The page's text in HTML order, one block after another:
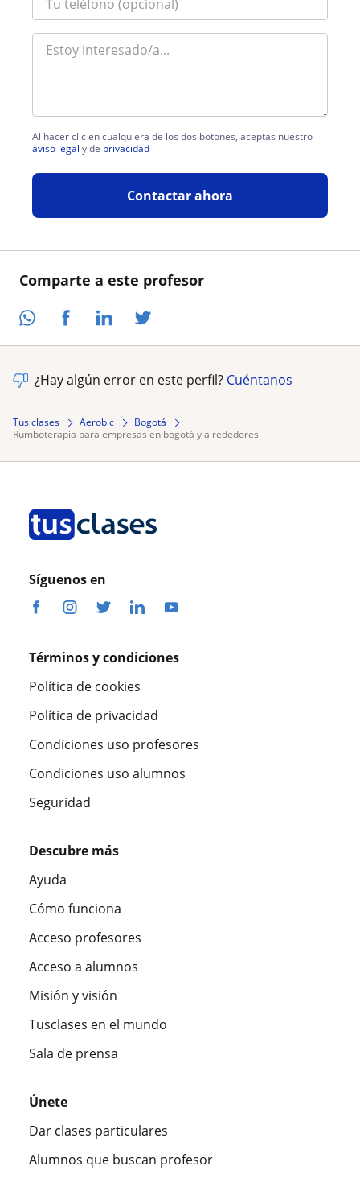
Comparte a este profesor
Al hacer clic en cualquiera de los dos botones, aceptas nuestro
aviso legal y de privacidad
Contactar ahora
¿Hay algún error en este perfil? Cuéntanos
Tus clases Aerobic
Bogotá
rumboterapia para empresas en bogotá y alrededores
Síguenos en
Términos y condiciones
Política de cookies
Política de privacidad
Condiciones uso profesores
Condiciones uso alumnos
Seguridad
Descubre más
Ayuda
Cómo funciona
Acceso profesores
Acceso a alumnos
Misión y visión
Tusclases en el mundo
Sala de prensa
Únete
Dar clases particulares
Alumnos que buscan profesor